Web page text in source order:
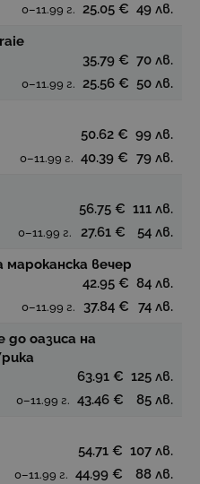
0–11.99 г. 25.05 € 49 лв.
35.79 € 70 лв.
0–11.99 г. 25.56 € 50 лв.
50.62 € 99 лв.
0–11.99 г. 40.39 € 79 лв.
56.75 € 111 лв.
0–11.99 г. 27.61 €
54 лв.
вечер
42.95 € 84 лв.
0–11.99 г. 37.84 €
74 лв.
оазиса на
63.91 € 125 лв.
0–11.99 г. 43.46 €
85 лв.
54.71 € 107 лв.
0–11.99 г. 44.99 €
88 лв.